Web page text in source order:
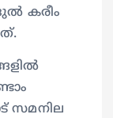
കരീം
സമനില